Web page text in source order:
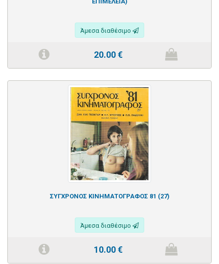
Άμεσα διαθέσιμο
20.00€
ΣΥΓΧΡΟΝΟΣ ΚΙΝΗΜΑΤΟΓΡΑΦΟΣ 81 (27)
Άμεσα διαθέσιμο
10.00€